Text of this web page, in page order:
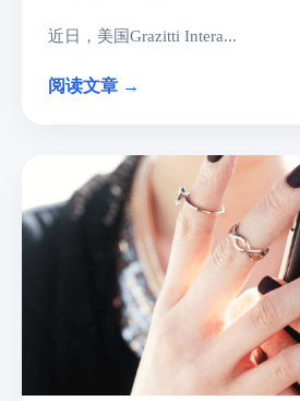
近日，美国Grazitti Intera...
阅读文章 →